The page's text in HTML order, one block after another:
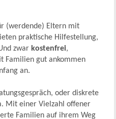
(werdende) Eltern mit
praktische Hilfestellung,
zwar kostenfrei,
Familien gut ankommen
an.
oder diskrete
Mit einer Vielzahl offener
Familien auf ihrem Weg